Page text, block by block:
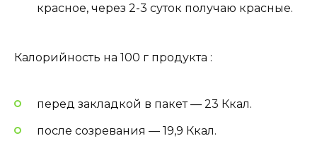
красное, через 2-3 суток получаю красные.
Калорийность на 100 г продукта :
перед закладкой в пакет — 23 Ккал.
после созревания — 19,9 Ккал.